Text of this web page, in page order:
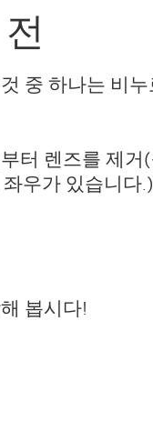
중 하나는 비
터 렌즈를 제
우가 있습니다.)
봅시다!